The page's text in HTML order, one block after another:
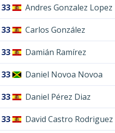
33 Andres Gonzalez Lopez
33 Carlos González
33 Damián Ramírez
33 Daniel Novoa Novoa
33 Daniel Pérez Diaz
33 David Castro Rodriguez